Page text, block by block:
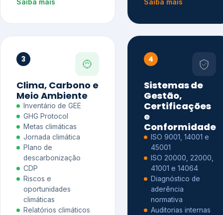
Saiba mais
Saiba mais
3
Clima, Carbono e
Meio Ambiente
Inventário de GEE
GHG Protocol
Metas climáticas
Jornada climática
Plano de
descarbonização
CDP
Riscos e
oportunidades
climáticas
Relatórios climáticos
4
Sistemas de
Gestão,
Certificações
e
Conformidade
ISO 9001, 14001 e
45001
ISO 20000, 22000,
41001 e 14064
Diagnóstico de
aderência
normativa
Auditorias internas